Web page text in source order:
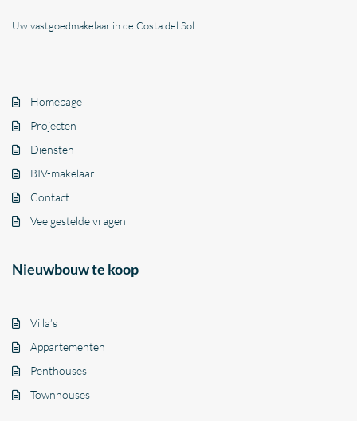
Uw vastgoedmakelaar in de Costa del Sol
Homepage
Projecten
Diensten
BIV-makelaar
Contact
Veelgestelde vragen
Nieuwbouw te koop
Villa’s
Appartementen
Penthouses
Townhouses